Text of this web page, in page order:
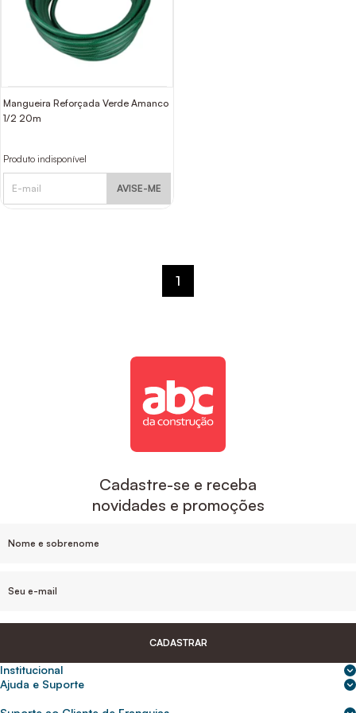
Mangueira Reforçada Verde Amanco
1/2 20m
Produto indisponível
AVISE-ME
1
Cadastre-se e receba
novidades e promoções
CADASTRAR
Institucional
Sobre nós
Ajuda e Suporte